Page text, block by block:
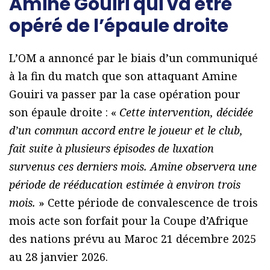
opéré de l’épaule droite
L’OM a annoncé par le biais d’un communiqué
à la fin du match que son attaquant Amine
Gouiri va passer par la case opération pour
son épaule droite : « Cette intervention, décidée
d’un commun accord entre le joueur et le club,
fait suite à plusieurs épisodes de luxation
survenus ces derniers mois. Amine observera une
période de rééducation estimée à environ trois
mois. » Cette période de convalescence de trois
mois acte son forfait pour la Coupe d’Afrique
des nations prévu au Maroc 21 décembre 2025
au 28 janvier 2026.